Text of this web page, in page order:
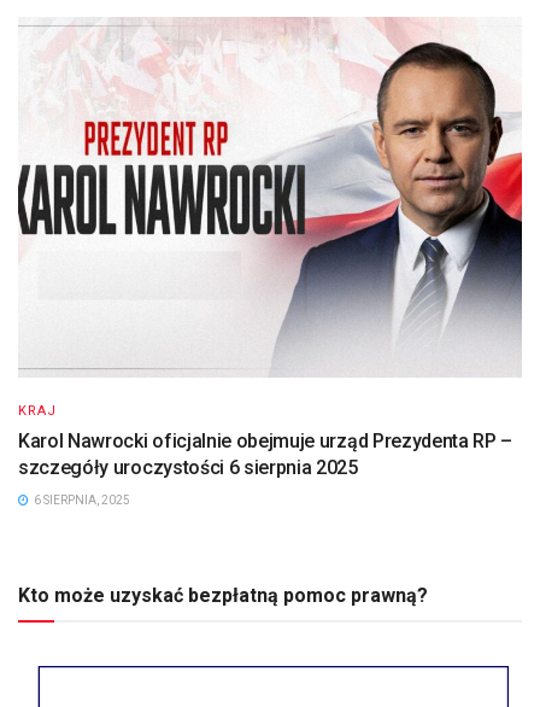
KRAJ
Karol Nawrocki oficjalnie obejmuje urząd Prezydenta RP –
szczegóły uroczystości 6 sierpnia 2025
6 SIERPNIA, 2025
Kto może uzyskać bezpłatną pomoc prawną?